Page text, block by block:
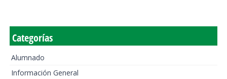
Categorías
Alumnado
Información General